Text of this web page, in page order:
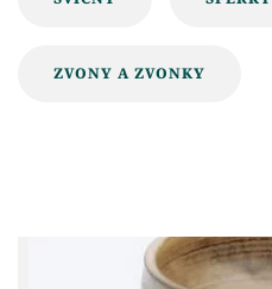
ZVONY A ZVONKY